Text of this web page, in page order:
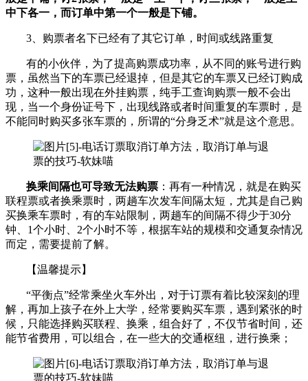
中下各一，而订单中第一个一般是下铺。
3、购票者名下已经有了其它订单，时间或线路重复
有的小伙伴，为了提高购票成功率，从不同的账号进行购
票，虽然当下的车票已经退掉，但是其它的车票又已经订购成
功，这种一般出现在外挂购票，纯手工查询购票一般不会出
现，当一个身份证号下，出现线路或者时间重复的车票时，是
不能同时购买多张车票的，所谓的“分身乏术”就是这个意思。
换乘间隔也可导致无法购票 ：再有一种情况，就是在购买
联程票或者换乘票时，两趟车次发车间隔太短，尤其是自己购
买换乘车票时，有的车站限制，两趟车的间隔不得少于30分
钟、1个小时、2个小时不等，根据车站的规模和交通复杂情况
而定，需要提前了解。
【温馨提示】
“平衡点”经常乘坐火车外出，对于订票有着比较深刻的理
解，再加上孩子在外上大学，经常要购买车票，遇到紧张的时
候，只能选择购买联程、换乘，组合好了，不仅节省时间，还
能节省费用，可以组合，在一些大的交通枢纽，进行换乘；